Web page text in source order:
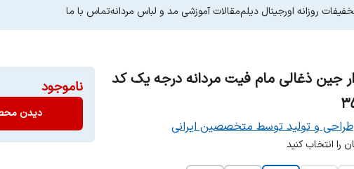
روزانه اورجینال دیلممقالات آموزشی مد و لباس مردانهتماس با ما
جین ذغالی مام فیت مردانه درجه یک کد
طراحی و تولید توسط متخصصین ایرانی
را انتخاب کنید
ناموجود
دیدن